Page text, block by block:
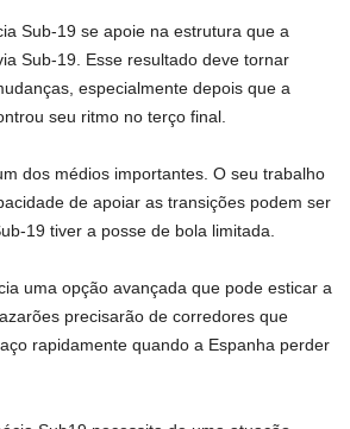
Sub-19 se apoie na estrutura que a
Sub-19. Esse resultado deve tornar
especialmente depois que a
seu ritmo no terço final.
dos médios importantes. O seu trabalho
de apoiar as transições podem ser
19 tiver a posse de bola limitada.
uma opção avançada que pode esticar a
precisarão de corredores que
rapidamente quando a Espanha perder